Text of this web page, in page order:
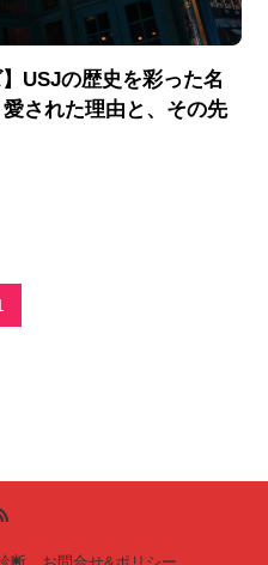
USJの歴史を彩った名
された理由と、その先